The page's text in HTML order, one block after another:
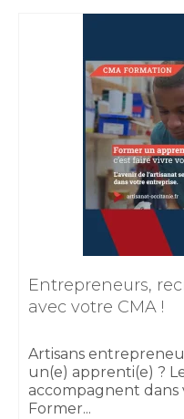
Entrepreneurs,
avec votre CMA !
Artisans
un(e) apprenti(e) ?
accompagnent
Former...